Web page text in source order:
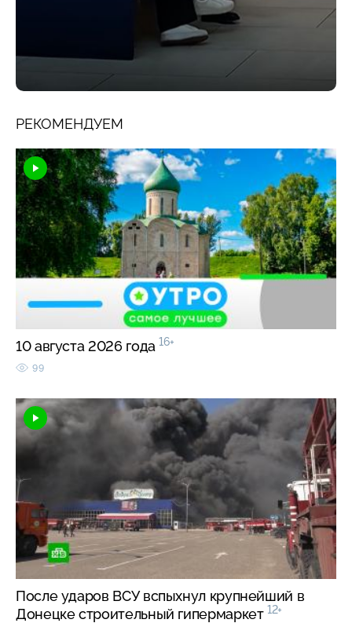
РЕКОМЕНДУЕМ
10 августа 2026 года 16+
99
После ударов ВСУ вспыхнул крупнейший в
Донецке строительный гипермаркет 12+